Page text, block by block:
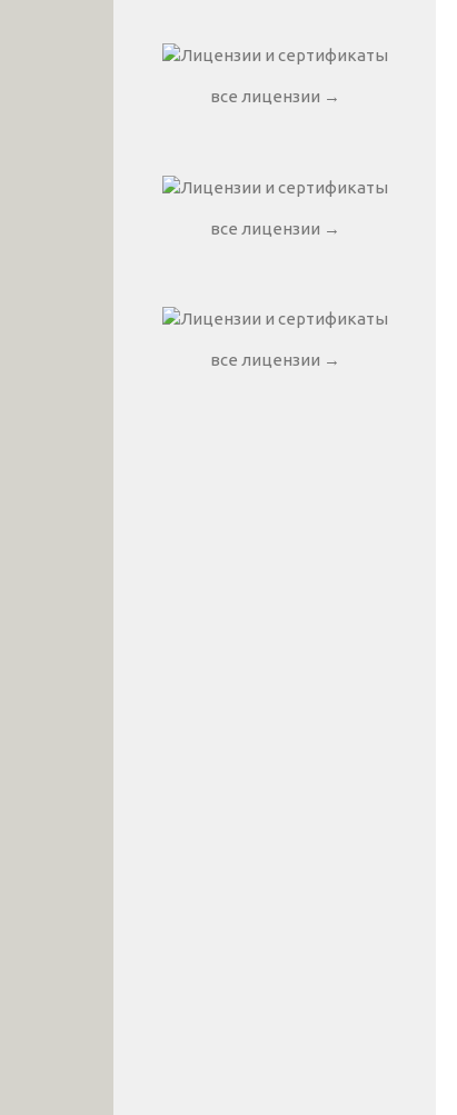
все лицензии →
все лицензии →
все лицензии →